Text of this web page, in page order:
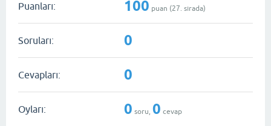
Puanları: 100 puan (27 . sırada)
Soruları: 0
Cevapları: 0
Oyları: 0 soru, 0 cevap